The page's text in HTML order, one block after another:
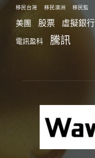
移民台灣 移民澳洲 移民監
美團 股票 虛擬銀行
電訊盈科 騰訊